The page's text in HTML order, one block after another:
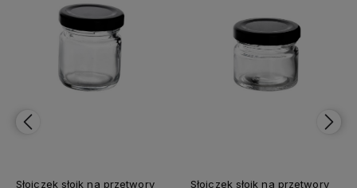
Słoiczek słoik na przetwory
Słoik Mold 290 ml - op. 6 szt I